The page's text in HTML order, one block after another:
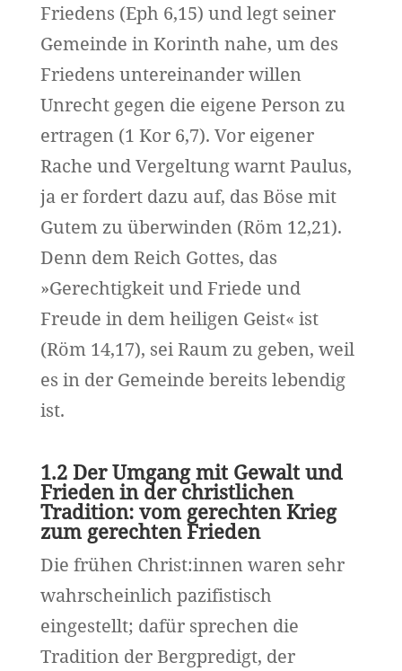
Friedens (Eph 6,15) und legt seiner
Gemeinde in Korinth nahe, um des
Friedens untereinander willen
Unrecht gegen die eigene Person zu
ertragen (1 Kor 6,7). Vor eigener
Rache und Vergeltung warnt Paulus,
ja er fordert dazu auf, das Böse mit
Gutem zu überwinden (Röm 12,21).
Denn dem Reich Gottes, das
»Gerechtigkeit und Friede und
Freude in dem heiligen Geist« ist
(Röm 14,17), sei Raum zu geben, weil
es in der Gemeinde bereits lebendig
ist.
1.2 Der Umgang mit Gewalt und
Frieden in der christlichen
Tradition: vom gerechten Krieg
zum gerechten Frieden
Die frühen Christ:innen waren sehr
wahrscheinlich pazifistisch
eingestellt; dafür sprechen die
Tradition der Bergpredigt, der